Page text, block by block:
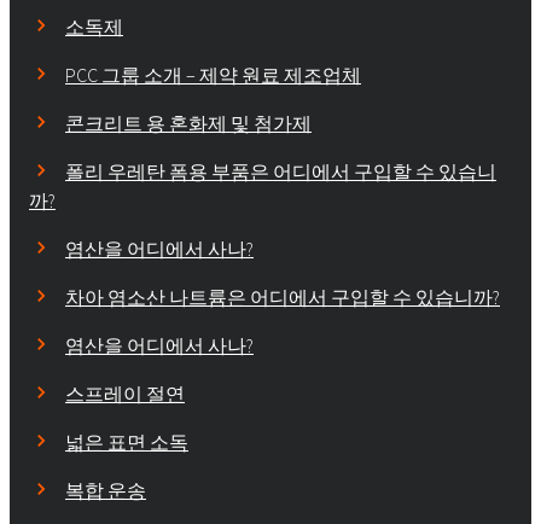
소독제
PCC 그룹 소개 – 제약 원료 제조업체
콘크리트 용 혼화제 및 첨가제
폴리 우레탄 폼용 부품은 어디에서 구입할 수 있습니
까?
염산을 어디에서 사나?
차아 염소산 나트륨은 어디에서 구입할 수 있습니까?
염산을 어디에서 사나?
스프레이 절연
넓은 표면 소독
복합 운송